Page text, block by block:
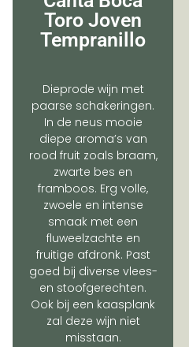
Toro Joven
Tempranillo
Dieprode wijn met
paarse schakeringen.
In de neus mooie
diepe aroma’s van
rood fruit zoals braam,
zwarte bes en
framboos. Erg volle,
zwoele en intense
smaak met een
fluweelzachte en
fruitige afdronk. Past
goed bij diverse vlees-
en stoofgerechten.
Ook bij een kaasplank
zal deze wijn niet
misstaan.